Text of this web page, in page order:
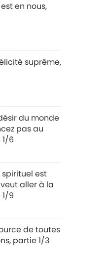
et la
la crise de
en nous,
suprême,
du monde
pas au
6
est
aller à la
9
de toutes
partie 1/3